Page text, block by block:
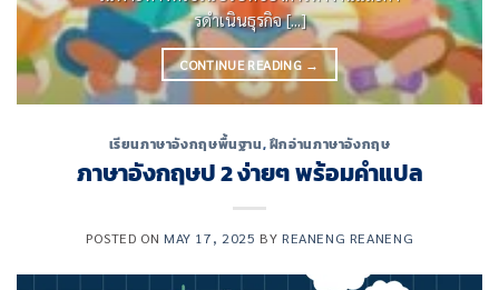
รดําเนินธุรกิจ [...]
CONTINUE READING →
เรียนภาษาอังกฤษพื้นฐาน,ฝึกอ่านภาษาอังกฤษ
ภาษาอังกฤษป 2 ง่ายๆ พร้อมคำแปล
POSTED ON MAY 17, 2025 BY REANENG REANENG